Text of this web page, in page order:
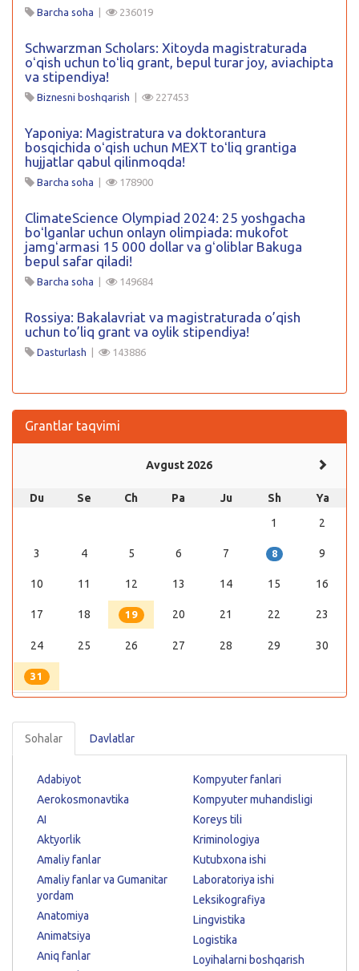
Barcha soha | 236019
Schwarzman Scholars: Xitoyda magistraturada
oʻqish uchun toʻliq grant, bepul turar joy, aviachipta
va stipendiya!
Biznesni boshqarish | 227453
Yaponiya: Magistratura va doktorantura
bosqichida oʻqish uchun MEXT toʻliq grantiga
hujjatlar qabul qilinmoqda!
Barcha soha | 178900
ClimateScience Olympiad 2024: 25 yoshgacha
boʻlganlar uchun onlayn olimpiada: mukofot
jamgʻarmasi 15 000 dollar va gʻoliblar Bakuga
bepul safar qiladi!
Barcha soha | 149684
Rossiya: Bakalavriat va magistraturada o’qish
uchun to’liq grant va oylik stipendiya!
Dasturlash | 143886
Grantlar taqvimi
Avgust 2026
Du Se Ch Pa Ju Sh
Ya
1
2
3 4 5 6 7 8 9
10 11 12 13 14 15 16
17 18 19 20 21 22 23
24 25 26 27 28 29 30
31
Sohalar Davlatlar
Adabiyot
Aerokosmonavtika
AI
Aktyorlik
Amaliy fanlar
Amaliy fanlar va Gumanitar
yordam
Anatomiya
Animatsiya
Aniq fanlar
Kompyuter fanlari
Kompyuter muhandisligi
Koreys tili
Kriminologiya
Kutubxona ishi
Laboratoriya ishi
Leksikografiya
Lingvistika
Logistika
Loyihalarni boshqarish